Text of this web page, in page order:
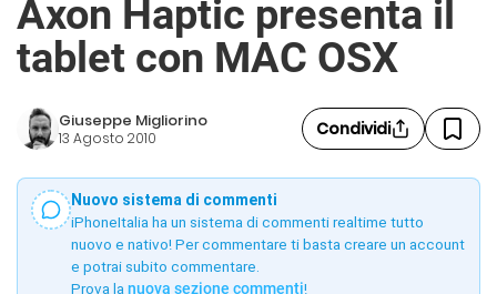
Axon Haptic presenta il
tablet con MAC OSX
Giuseppe Migliorino
13 Agosto 2010 Condividi
Nuovo sistema di commenti
iPhoneItalia ha un sistema di commenti realtime tutto
nuovo e nativo! Per commentare ti basta creare un account
e potrai subito commentare.
Prova la nuova sezione commenti!